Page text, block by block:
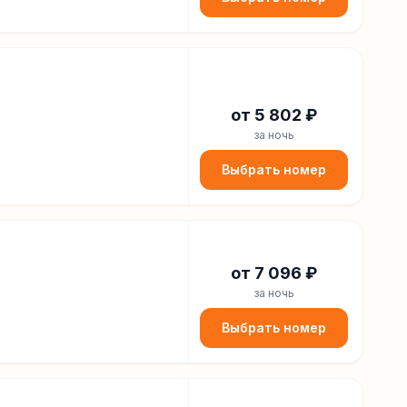
от 5 802 ₽
за ночь
Выбрать номер
от 7 096 ₽
за ночь
Выбрать номер